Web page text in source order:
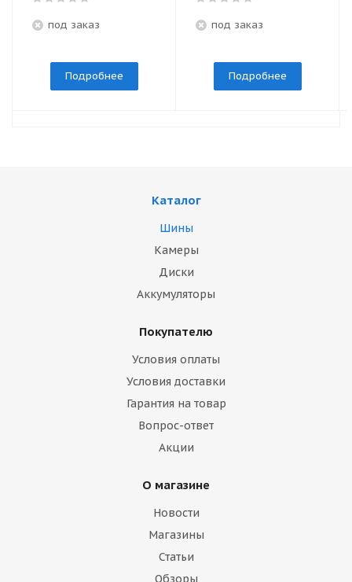
под заказ
Подробнее
под заказ
Подробнее
Каталог
Шины
Камеры
Диски
Аккумуляторы
Покупателю
Условия оплаты
Условия доставки
Гарантия на товар
Вопрос-ответ
Акции
О магазине
Новости
Магазины
Статьи
Обзоры